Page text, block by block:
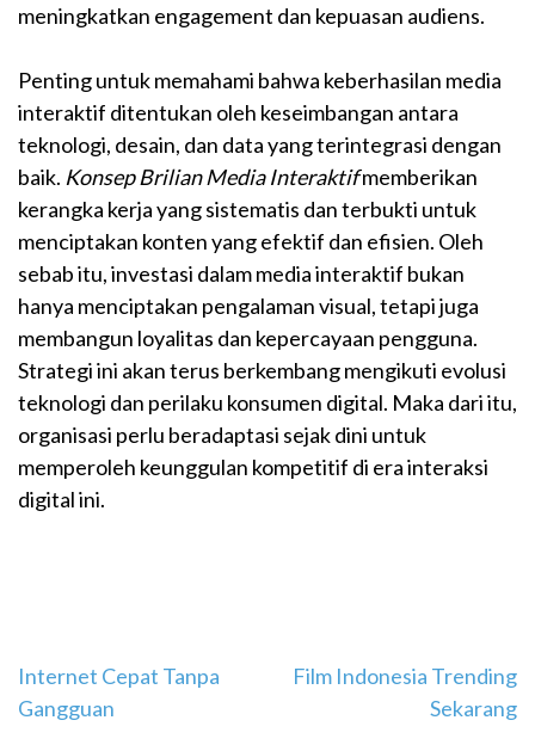
meningkatkan engagement dan kepuasan audiens.
Penting untuk memahami bahwa keberhasilan media
interaktif ditentukan oleh keseimbangan antara
teknologi, desain, dan data yang terintegrasi dengan
baik. Konsep Brilian Media Interaktifmemberikan
kerangka kerja yang sistematis dan terbukti untuk
menciptakan konten yang efektif dan efisien. Oleh
sebab itu, investasi dalam media interaktif bukan
hanya menciptakan pengalaman visual, tetapi juga
membangun loyalitas dan kepercayaan pengguna.
Strategi ini akan terus berkembang mengikuti evolusi
teknologi dan perilaku konsumen digital. Maka dari itu,
organisasi perlu beradaptasi sejak dini untuk
memperoleh keunggulan kompetitif di era interaksi
digital ini.
Navigasi
pos
Internet Cepat Tanpa
Gangguan
Film Indonesia Trending
Sekarang